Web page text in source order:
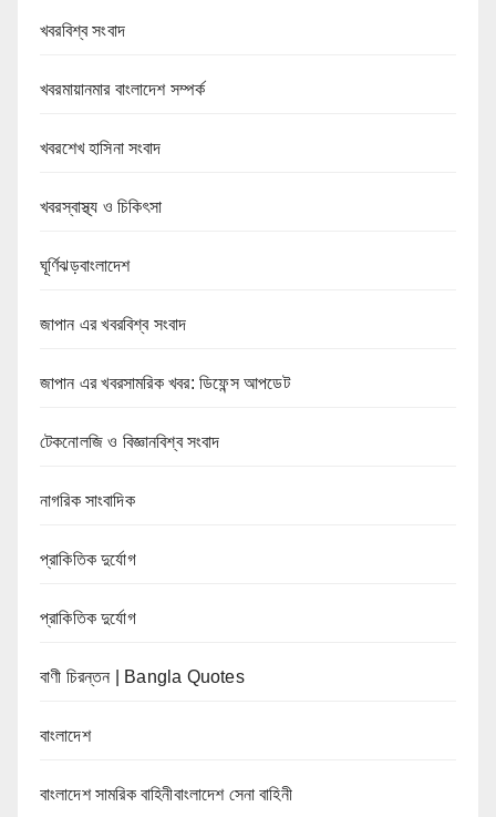
খবরবিশ্ব সংবাদ
খবরমায়ানমার বাংলাদেশ সম্পর্ক
খবরশেখ হাসিনা সংবাদ
খবরস্বাস্থ্য ও চিকিৎসা
ঘূর্ণিঝড়বাংলাদেশ
জাপান এর খবরবিশ্ব সংবাদ
জাপান এর খবরসামরিক খবর: ডিফেন্স আপডেট
টেকনোলজি ও বিজ্ঞানবিশ্ব সংবাদ
নাগরিক সাংবাদিক
প্রাকিতিক দুর্যোগ
প্রাকিতিক দুর্যোগ
বাণী চিরন্তন | Bangla Quotes
বাংলাদেশ
বাংলাদেশ সামরিক বাহিনীবাংলাদেশ সেনা বাহিনী